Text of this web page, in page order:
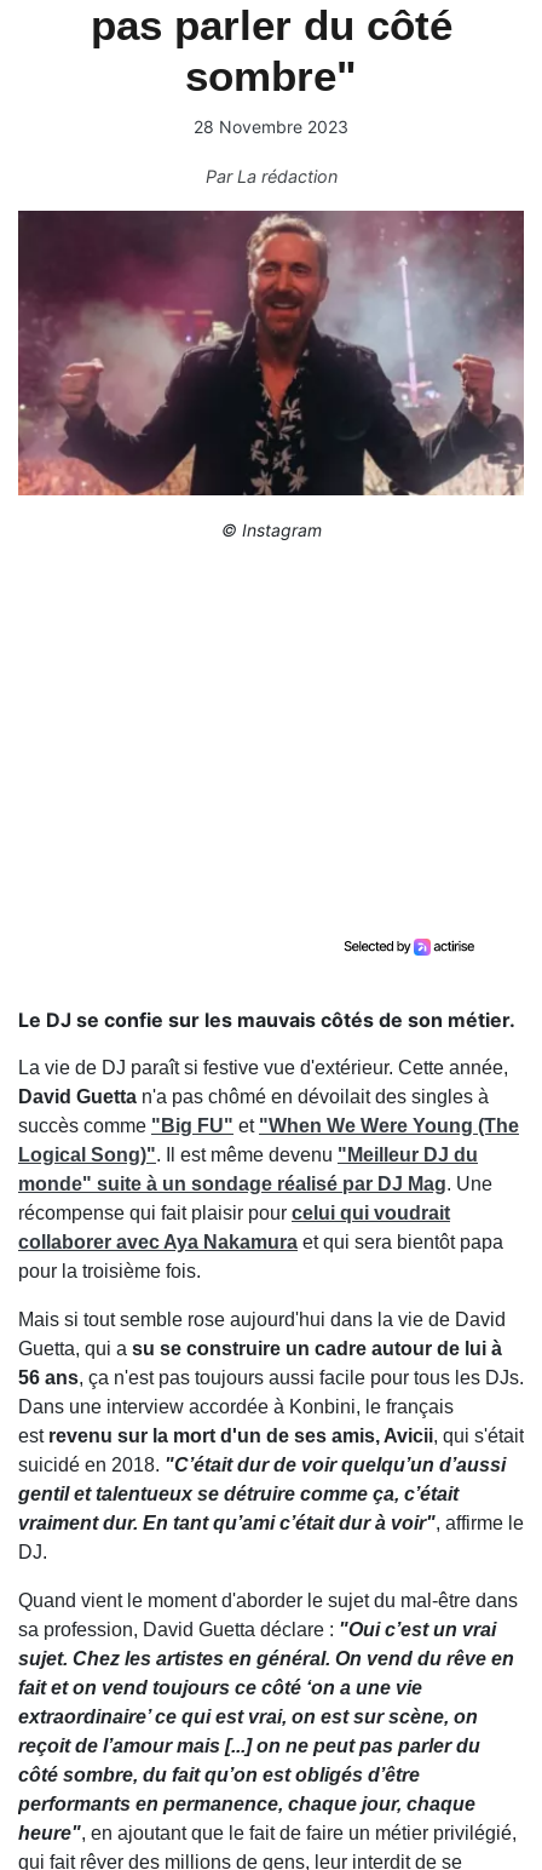
pas parler du côté
sombre"
28 Novembre 2023
ParLa rédaction
© Instagram
Le DJ se confie sur les mauvais côtés de son métier.
La vie de DJ paraît si festive vue d'extérieur. Cette année,
David Guetta n'a pas chômé en dévoilait des singles à
succès comme "Big FU" et "When We Were Young (The
Logical Song)". Il est même devenu "Meilleur DJ du
monde" suite à un sondage réalisé par DJ Mag. Une
récompense qui fait plaisir pour celui qui voudrait
collaborer avec Aya Nakamura et qui sera bientôt papa
pour la troisième fois.
Mais si tout semble rose aujourd'hui dans la vie de David
Guetta, qui a su se construire un cadre autour de lui à
56 ans, ça n'est pas toujours aussi facile pour tous les DJs.
Dans une interview accordée à Konbini, le français
est revenu sur la mort d'un de ses amis, Avicii, qui s'était
suicidé en 2018. "C’était dur de voir quelqu’un d’aussi
gentil et talentueux se détruire comme ça, c’était
vraiment dur. En tant qu’ami c’était dur à voir", affirme le
DJ.
Quand vient le moment d'aborder le sujet du mal-être dans
sa profession, David Guetta déclare : "Oui c’est un vrai
sujet. Chez les artistes en général. On vend du rêve en
fait et on vend toujours ce côté ‘on a une vie
extraordinaire’ ce qui est vrai, on est sur scène, on
reçoit de l’amour mais [...] on ne peut pas parler du
côté sombre, du fait qu’on est obligés d’être
performants en permanence, chaque jour, chaque
heure", en ajoutant que le fait de faire un métier privilégié,
qui fait rêver des millions de gens, leur interdit de se